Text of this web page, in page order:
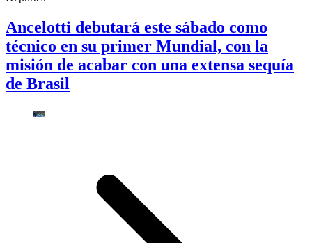
Ancelotti debutará este sábado como
técnico en su primer Mundial, con la
misión de acabar con una extensa sequía
de Brasil